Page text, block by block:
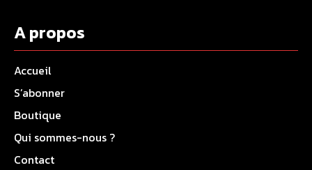
A propos
Accueil
S’abonner
Boutique
Qui sommes-nous ?
Contact